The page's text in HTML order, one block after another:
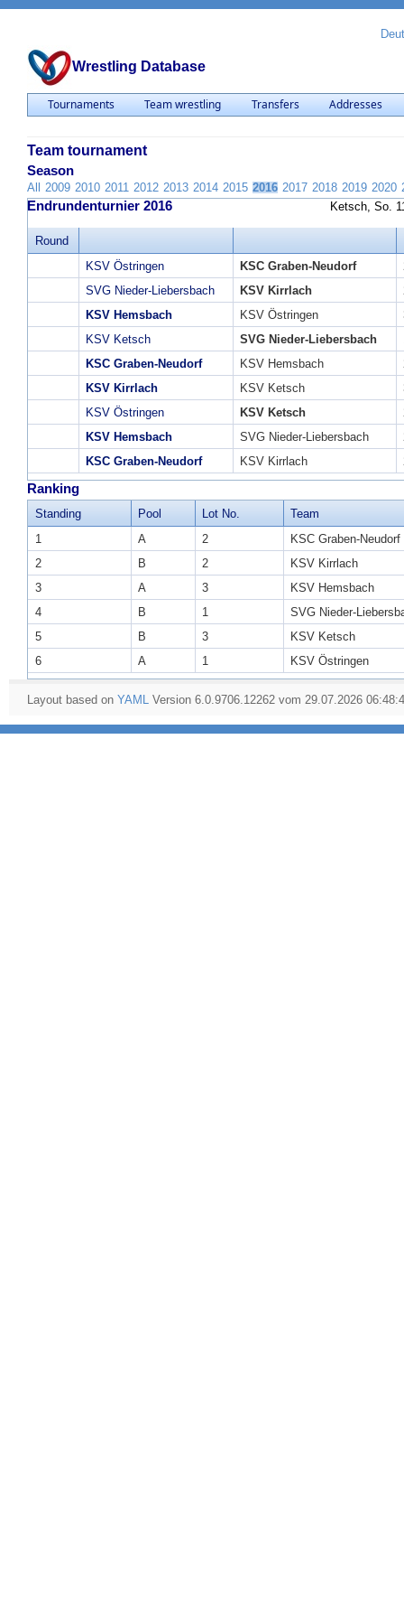
Wrestling Database
Tournaments Team wrestling Transfers Addresses
Team tournament
Season
All 2009 2010 2011 2012 2013 2014 2015 2016 2017 2018 2019 2020
Endrundenturnier 2016 Ketsch, So.
Round
KSV Östringen
KSC Graben-Neudorf
SVG Nieder-Liebersbach
KSV Kirrlach
KSV Hemsbach
KSV Östringen
KSV Ketsch
SVG Nieder-Liebersbach
KSC Graben-Neudorf
KSV Hemsbach
KSV Kirrlach
KSV Ketsch
KSV Östringen
KSV Ketsch
KSV Hemsbach
SVG Nieder-Liebersbach
KSC Graben-Neudorf
KSV Kirrlach
Ranking
Standing Pool Lot No.
Team
1
A 2
KSC Graben-Neudorf
2
B 2
KSV Kirrlach
3
A 3
KSV Hemsbach
4
B 1
SVG Nieder-
5
B 3
KSV Ketsch
6
A 1 KSV Östringen
Layout based on YAML Version 6.0.9706.12262 vom 29.07.2026